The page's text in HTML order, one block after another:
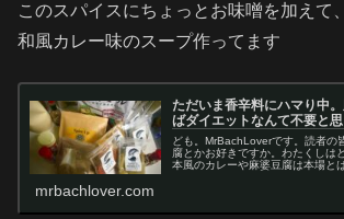
このスパイスにちょっとお味噌を加えて、
和風カレー味のスープ作ってます
ただいま香辛料にハマり中
ばダイエットなんて不要と思
ども。MrBachLoverです。読者の
腐とかお好きですか。わたくしは
本風のカレーや麻婆豆腐は本場と
mrbachlover.com